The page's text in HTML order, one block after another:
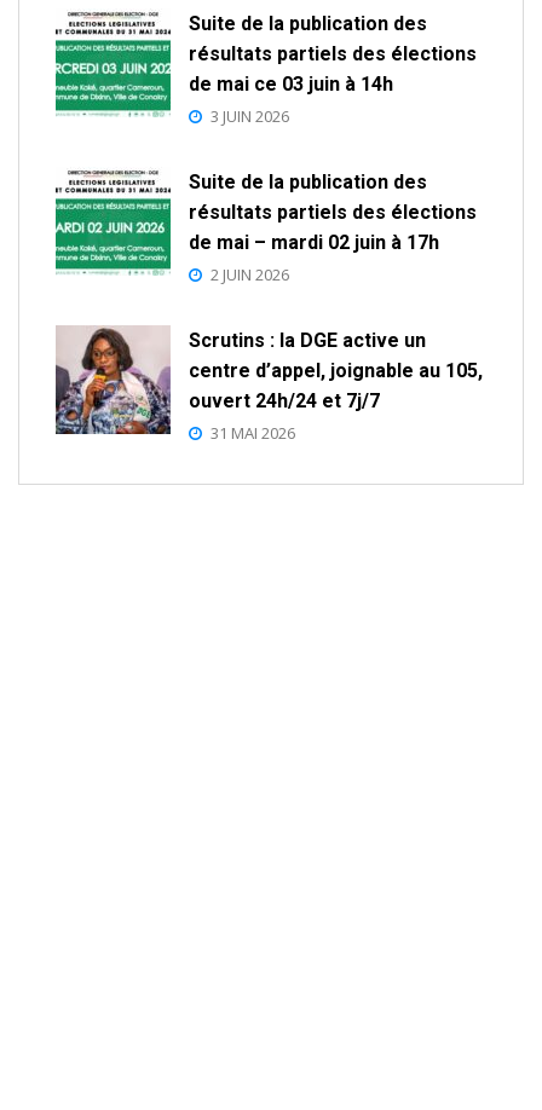
Suite de la publication des
résultats partiels des élections
de mai ce 03 juin à 14h
3 JUIN 2026
Suite de la publication des
résultats partiels des élections
de mai – mardi 02 juin à 17h
2 JUIN 2026
Scrutins : la DGE active un
centre d’appel, joignable au 105,
ouvert 24h/24 et 7j/7
31 MAI 2026